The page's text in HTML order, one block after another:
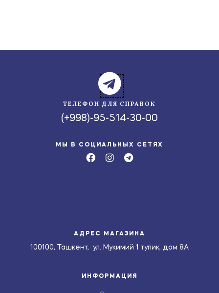
ТЕЛЕФОН ДЛЯ СПРАВОК
(+998)-95-514-30-00
МЫ В СОЦИАЛЬНЫХ СЕТЯХ
АДРЕС МАГАЗИНА
100100, Ташкент, ул. Мукимий 1 тупик, дом 8А
ИНФОРМАЦИЯ